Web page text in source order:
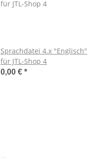
Sprachdatei 4.x "Englisch"
für JTL-Shop 4
0,00 € *